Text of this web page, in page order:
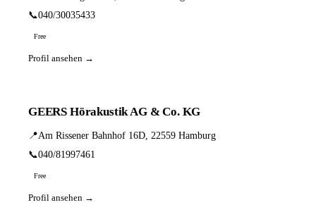
📞040/30035433
Free
Profil ansehen →
GEERS Hörakustik AG & Co. KG
📍Am Rissener Bahnhof 16D, 22559 Hamburg
📞040/81997461
Free
Profil ansehen →